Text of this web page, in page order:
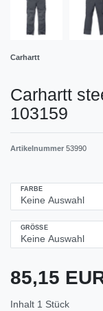
Carhartt
Carhartt
103159
Artikelnummer 53990
FARBE
GRÖSSE
85,15
Inhalt 1 Stück